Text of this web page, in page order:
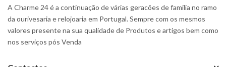
A Charme 24 é a continuação de várias geracões de familia no ramo
da ourivesaria e relojoaria em Portugal. Sempre com os mesmos
valores presente na sua qualidade de Produtos e artigos bem como
nos serviços pós Venda